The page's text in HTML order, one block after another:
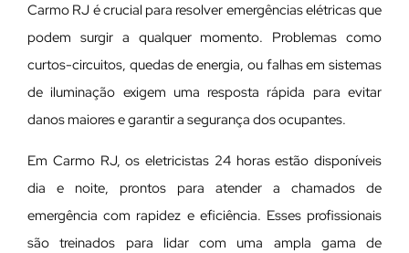
Carmo RJ é crucial para resolver emergências elétricas que
podem surgir a qualquer momento. Problemas como
curtos-circuitos, quedas de energia, ou falhas em sistemas
de iluminação exigem uma resposta rápida para evitar
danos maiores e garantir a segurança dos ocupantes.
Em Carmo RJ, os eletricistas 24 horas estão disponíveis
dia e noite, prontos para atender a chamados de
emergência com rapidez e eficiência. Esses profissionais
são treinados para lidar com uma ampla gama de